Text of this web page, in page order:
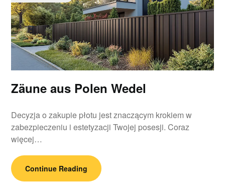
Zäune aus Polen Wedel
Decyzja o zakupie płotu jest znaczącym krokiem w
zabezpieczeniu i estetyzacji Twojej posesji. Coraz
więcej…
Continue Reading